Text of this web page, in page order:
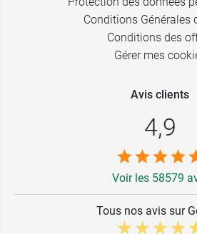
Conditions Générales
Conditions des
Gérer mes
Avis clients
4,9
Voir les 58579
Tous nos avis sur